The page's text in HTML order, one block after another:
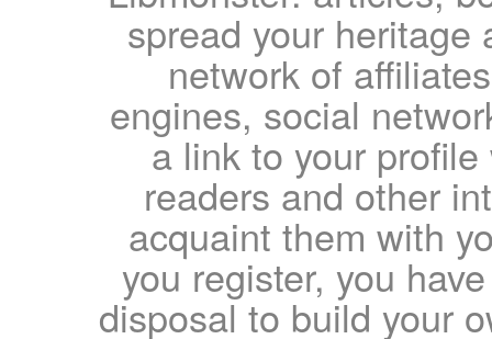
spread your heritage
network of
engines, social
a link to your
readers and other
acquaint them with
you register, you
disposal to build your